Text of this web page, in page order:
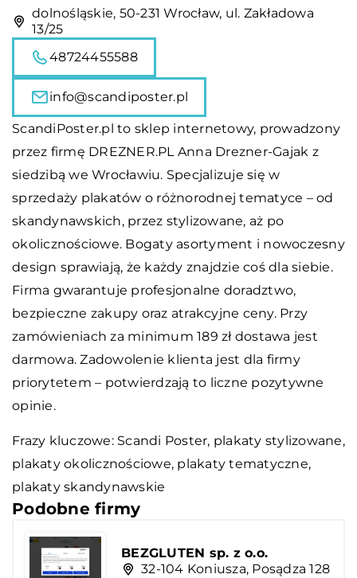
dolnośląskie, 50-231 Wrocław, ul. Zakładowa
13/25
48724455588
info@scandiposter.pl
ScandiPoster.pl to sklep internetowy, prowadzony
przez firmę DREZNER.PL Anna Drezner-Gajak z
siedzibą we Wrocławiu. Specjalizuje się w
sprzedaży plakatów o różnorodnej tematyce – od
skandynawskich, przez stylizowane, aż po
okolicznościowe. Bogaty asortyment i nowoczesny
design sprawiają, że każdy znajdzie coś dla siebie.
Firma gwarantuje profesjonalne doradztwo,
bezpieczne zakupy oraz atrakcyjne ceny. Przy
zamówieniach za minimum 189 zł dostawa jest
darmowa. Zadowolenie klienta jest dla firmy
priorytetem – potwierdzają to liczne pozytywne
opinie.
Frazy kluczowe: Scandi Poster, plakaty stylizowane,
plakaty okolicznościowe, plakaty tematyczne,
plakaty skandynawskie
Podobne firmy
BEZGLUTEN sp. z o.o.
32-104 Koniusza, Posądza 128